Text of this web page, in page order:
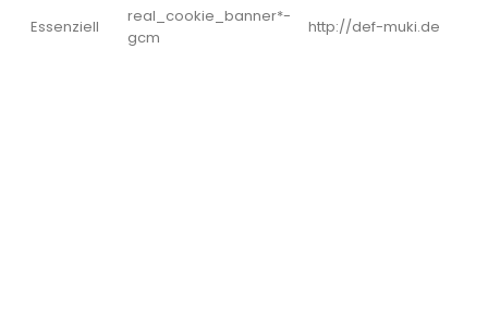
Essenziell
real_cookie_banner*-
gcm
http://def-muki.de